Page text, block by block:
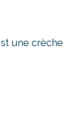
une